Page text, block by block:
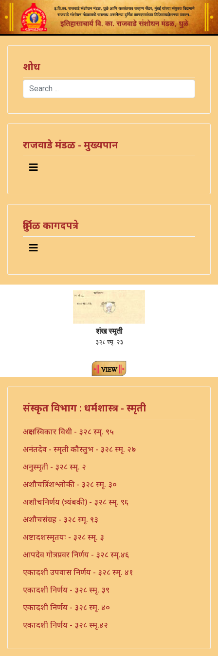
शोध
Search
राजवाडे मंडळ - मुख्यपान
दुर्मिळ कागदपत्रे
शंख स्मृती
३२८ स्मृ. २३
संस्कृत विभाग : धर्मशास्त्र - स्मृती
अक्षर स्विकार विधी - ३२८ स्मृ. ९५
अनंतदेव - स्मृती कौस्तुभ - ३२८ स्मृ. २७
अनुस्मृती - ३२८ स्मृ. २
अशौचत्रिंशश्लोकी - ३२८ स्मृ. ३०
अशौचनिर्णय (त्र्यंबकी) - ३२८ स्मृ. ९६
अशौचसंग्रह - ३२८ स्मृ. ९३
अष्टादशस्मृतयः - ३२८ स्मृ. ३
आपदेव गोत्रप्रवर निर्णय - ३२८ स्मृ.४६
एकादशी उपवास निर्णय - ३२८ स्मृ. ४१
एकादशी निर्णय - ३२८ स्मृ. ३९
एकादशी निर्णय - ३२८ स्मृ. ४०
एकादशी निर्णय - ३२८ स्मृ.४२